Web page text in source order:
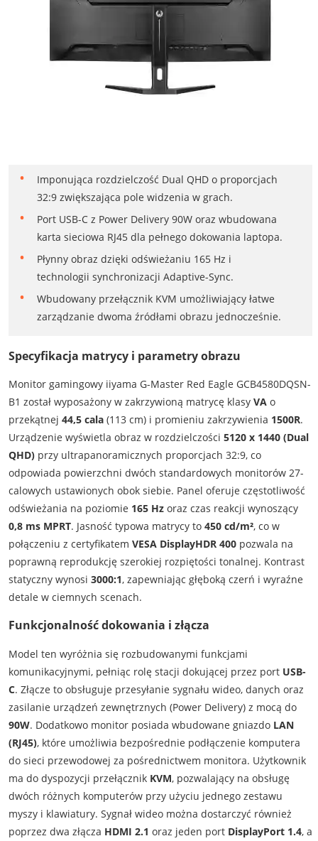
Imponująca rozdzielczość Dual QHD o proporcjach
32:9 zwiększająca pole widzenia w grach.
Port USB-C z Power Delivery 90W oraz wbudowana
karta sieciowa RJ45 dla pełnego dokowania laptopa.
Płynny obraz dzięki odświeżaniu 165 Hz i
technologii synchronizacji Adaptive-Sync.
Wbudowany przełącznik KVM umożliwiający łatwe
zarządzanie dwoma źródłami obrazu jednocześnie.
Specyfikacja matrycy i parametry obrazu
Monitor gamingowy iiyama G-Master Red Eagle GCB4580DQSN-
B1 został wyposażony w zakrzywioną matrycę klasy VAo
przekątnej 44,5 cala(113 cm) i promieniu zakrzywienia 1500R.
Urządzenie wyświetla obraz w rozdzielczości 5120 x 1440 (Dual
QHD)przy ultrapanoramicznych proporcjach 32:9, co
odpowiada powierzchni dwóch standardowych monitorów 27-
calowych ustawionych obok siebie. Panel oferuje częstotliwość
odświeżania na poziomie 165 Hzoraz czas reakcji wynoszący
0,8 ms MPRT. Jasność typowa matrycy to 450 cd/m², co w
połączeniu z certyfikatem VESA DisplayHDR 400pozwala na
poprawną reprodukcję szerokiej rozpiętości tonalnej. Kontrast
statyczny wynosi 3000:1, zapewniając głęboką czerń i wyraźne
detale w ciemnych scenach.
Funkcjonalność dokowania i złącza
Model ten wyróżnia się rozbudowanymi funkcjami
komunikacyjnymi, pełniąc rolę stacji dokującej przez port USB-
C. Złącze to obsługuje przesyłanie sygnału wideo, danych oraz
zasilanie urządzeń zewnętrznych (Power Delivery) z mocą do
90W. Dodatkowo monitor posiada wbudowane gniazdo LAN
(RJ45), które umożliwia bezpośrednie podłączenie komputera
do sieci przewodowej za pośrednictwem monitora. Użytkownik
ma do dyspozycji przełącznik KVM, pozwalający na obsługę
dwóch różnych komputerów przy użyciu jednego zestawu
myszy i klawiatury. Sygnał wideo można dostarczyć również
poprzez dwa złącza HDMI 2.1 oraz jeden port DisplayPort 1.4, a